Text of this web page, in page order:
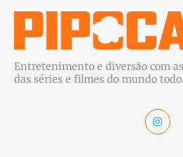
Entretenimento e diversão com
das séries e filmes do mundo todo.